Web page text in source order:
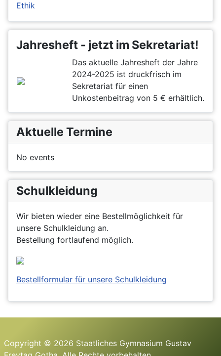
Ethik
Jahresheft - jetzt im Sekretariat!
Das aktuelle Jahresheft der Jahre
2024-2025 ist druckfrisch im
Sekretariat für einen
Unkostenbeitrag von 5 € erhältlich.
Aktuelle Termine
No events
Schulkleidung
Wir bieten wieder eine Bestellmöglichkeit für
unsere Schulkleidung an.
Bestellung fortlaufend möglich.
Bestellformular für unsere Schulkleidung
Copyright © 2026 Staatliches Gymnasium Gustav